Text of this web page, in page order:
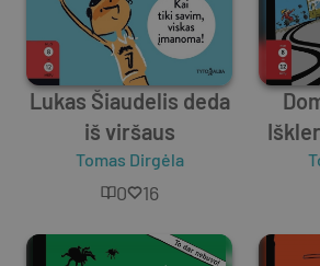
Lukas Šiaudelis deda
iš viršaus
Tomas Dirgėla
0 16